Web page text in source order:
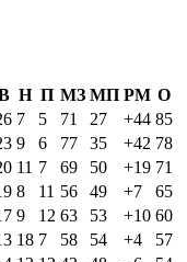
Н П МЗ МП РМ О
7 5 71 27 +44 85
9 6 77 35 +42 78
11 7 69 50 +19 71
8 11 56 49 +7
65
9 12 63 53 +10 60
18 7 58 54 +4
57